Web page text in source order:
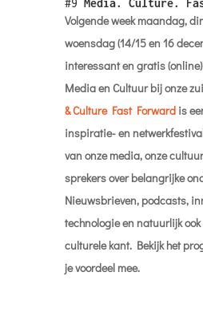
#9 Media. Culture.
Volgende week maandag,
woensdag (14/15 en 16
interessant en gratis
Media en Cultuur bij onze
& Culture Fast Forwardis
inspiratie- en
van onze media, onze
sprekers over belangrijke
Nieuwsbrieven, podcasts,
technologie en natuurlijk
culturele kant. Bekijk het
je voordeel mee.